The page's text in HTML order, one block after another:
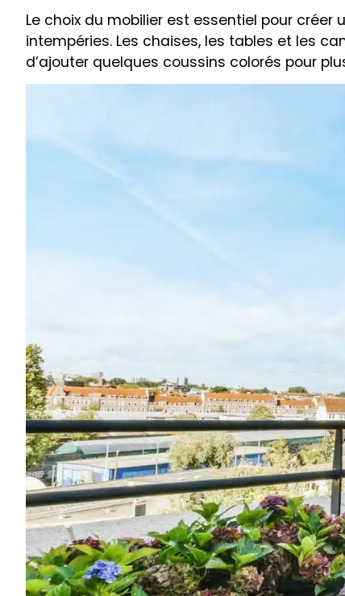
Le choix du mobilier est essentiel pour
intempéries. Les chaises, les tables et les
d’ajouter quelques coussins colorés pour